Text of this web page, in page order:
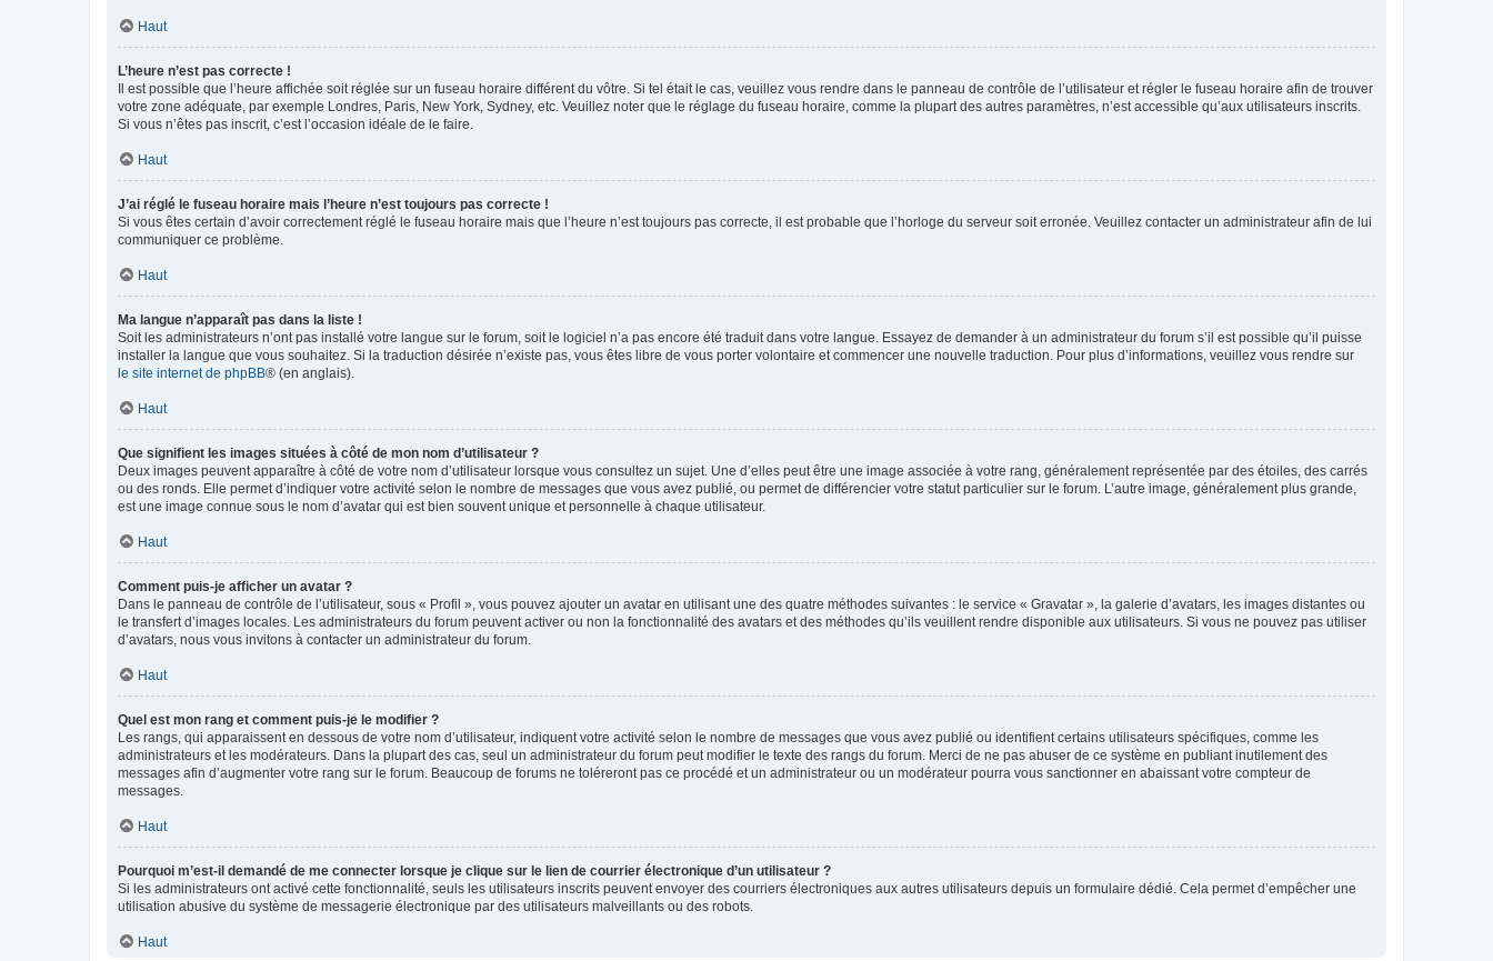
Haut
L’heure n’est pas correcte !
Il est possible que l’heure affichée soit réglée sur un fuseau horaire différent du vôtre. Si tel était le cas, veuillez vous rendre dans le panneau de contrôle de l’utilisateur et régler le fuseau horaire afin de trouver
votre zone adéquate, par exemple Londres, Paris, New York, Sydney, etc. Veuillez noter que le réglage du fuseau horaire, comme la plupart des autres paramètres, n’est accessible qu’aux utilisateurs inscrits.
Si vous n’êtes pas inscrit, c’est l’occasion idéale de le faire.
Haut
J’ai réglé le fuseau horaire mais l’heure n’est toujours pas correcte !
Si vous êtes certain d’avoir correctement réglé le fuseau horaire mais que l’heure n’est toujours pas correcte, il est probable que l’horloge du serveur soit erronée. Veuillez contacter un administrateur afin de lui
communiquer ce problème.
Haut
Ma langue n’apparaît pas dans la liste !
Soit les administrateurs n’ont pas installé votre langue sur le forum, soit le logiciel n’a pas encore été traduit dans votre langue. Essayez de demander à un administrateur du forum s’il est possible qu’il puisse
installer la langue que vous souhaitez. Si la traduction désirée n’existe pas, vous êtes libre de vous porter volontaire et commencer une nouvelle traduction. Pour plus d’informations, veuillez vous rendre sur
le site internet de phpBB® (en anglais).
Haut
Que signifient les images situées à côté de mon nom d’utilisateur ?
Deux images peuvent apparaître à côté de votre nom d’utilisateur lorsque vous consultez un sujet. Une d’elles peut être une image associée à votre rang, généralement représentée par des étoiles, des carrés
ou des ronds. Elle permet d’indiquer votre activité selon le nombre de messages que vous avez publié, ou permet de différencier votre statut particulier sur le forum. L’autre image, généralement plus grande,
est une image connue sous le nom d’avatar qui est bien souvent unique et personnelle à chaque utilisateur.
Haut
Comment puis-je afficher un avatar ?
Dans le panneau de contrôle de l’utilisateur, sous « Profil », vous pouvez ajouter un avatar en utilisant une des quatre méthodes suivantes : le service « Gravatar », la galerie d’avatars, les images distantes ou
le transfert d’images locales. Les administrateurs du forum peuvent activer ou non la fonctionnalité des avatars et des méthodes qu’ils veuillent rendre disponible aux utilisateurs. Si vous ne pouvez pas utiliser
d’avatars, nous vous invitons à contacter un administrateur du forum.
Haut
Quel est mon rang et comment puis-je le modifier ?
Les rangs, qui apparaissent en dessous de votre nom d’utilisateur, indiquent votre activité selon le nombre de messages que vous avez publié ou identifient certains utilisateurs spécifiques, comme les
administrateurs et les modérateurs. Dans la plupart des cas, seul un administrateur du forum peut modifier le texte des rangs du forum. Merci de ne pas abuser de ce système en publiant inutilement des
messages afin d’augmenter votre rang sur le forum. Beaucoup de forums ne toléreront pas ce procédé et un administrateur ou un modérateur pourra vous sanctionner en abaissant votre compteur de
messages.
Haut
Pourquoi m’est-il demandé de me connecter lorsque je clique sur le lien de courrier électronique d’un utilisateur ?
Si les administrateurs ont activé cette fonctionnalité, seuls les utilisateurs inscrits peuvent envoyer des courriers électroniques aux autres utilisateurs depuis un formulaire dédié. Cela permet d’empêcher une
utilisation abusive du système de messagerie électronique par des utilisateurs malveillants ou des robots.
Haut